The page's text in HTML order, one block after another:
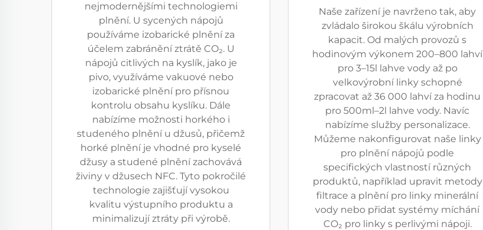
nejmodernějšími technologiemi
plnění. U sycených nápojů
používáme izobarické plnění za
účelem zabránění ztrátě CO₂. U
nápojů citlivých na kyslík, jako je
pivo, využíváme vakuové nebo
izobarické plnění pro přísnou
kontrolu obsahu kyslíku. Dále
nabízíme možnosti horkého i
studeného plnění u džusů, přičemž
horké plnění je vhodné pro kyselé
džusy a studené plnění zachovává
živiny v džusech NFC. Tyto pokročilé
technologie zajišťují vysokou
kvalitu výstupního produktu a
minimalizují ztráty při výrobě.
Naše zařízení je navrženo tak, aby
zvládalo širokou škálu výrobních
kapacit. Od malých provozů s
hodinovým výkonem 200–800 lahví
pro 3–15l lahve vody až po
velkovýrobní linky schopné
zpracovat až 36 000 lahví za hodinu
pro 500ml–2l lahve vody. Navíc
nabízíme služby personalizace.
Můžeme nakonfigurovat naše linky
pro plnění nápojů podle
specifických vlastností různých
produktů, například upravit metody
filtrace a plnění pro linky minerální
vody nebo přidat systémy míchání
CO₂ pro linky s perlivými nápoji.